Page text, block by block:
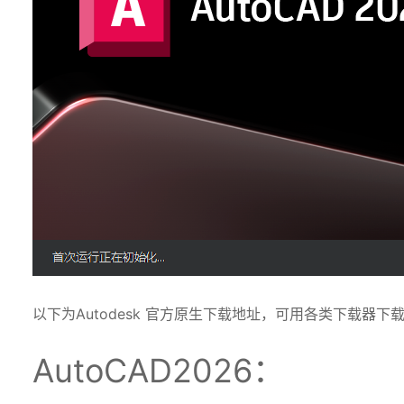
以下为Autodesk 官方原生下载地址，可用各类下载器下
AutoCAD2026：